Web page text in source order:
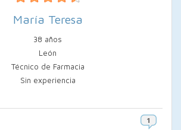
María Teresa
38 años
León
Técnico de Farmacia
Sin experiencia